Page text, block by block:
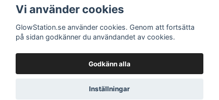
© 2026 GlowStation.se
Vi använder cookies
GlowStation.se använder cookies. Genom att fortsätta
på sidan godkänner du användandet av cookies.
Godkänn alla
Inställningar